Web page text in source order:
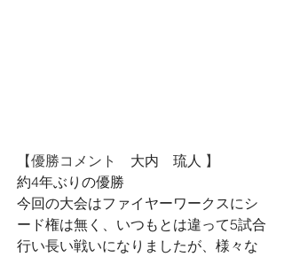
【優勝コメント 大内　琉人 】
約4年ぶりの優勝
今回の大会はファイヤーワークスにシ
ード権は無く、いつもとは違って5試合
行い長い戦いになりましたが、様々な